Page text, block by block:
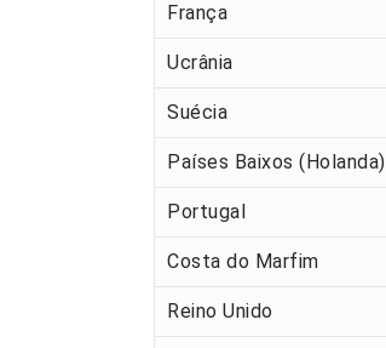
França
Ucrânia
Suécia
Países Baixos (Holanda)
Portugal
Costa do Marfim
Reino Unido